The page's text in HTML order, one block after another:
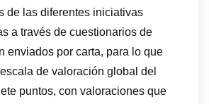
de las diferentes iniciativas
a través de cuestionarios de
enviados por carta, para lo que
de valoración global del
puntos, con valoraciones que